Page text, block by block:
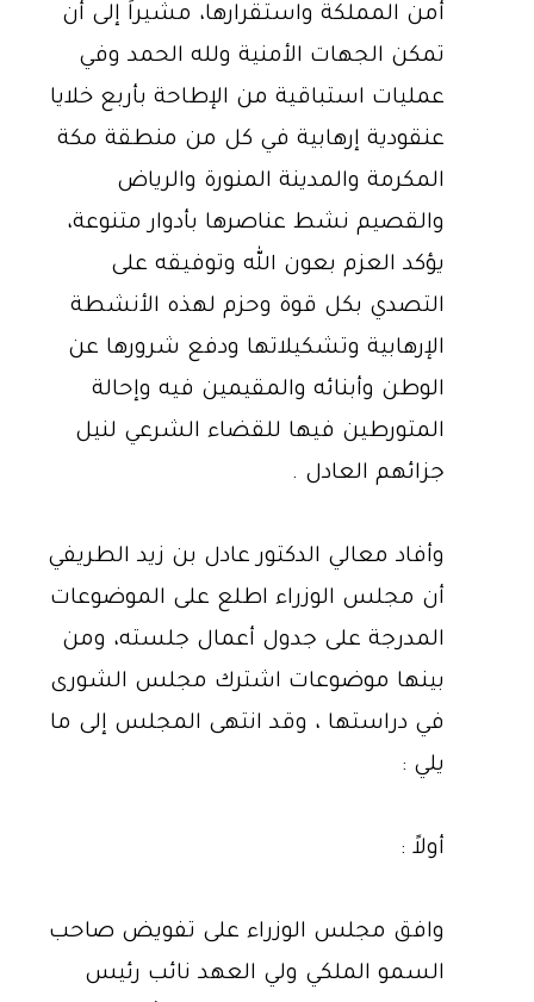
أمن المملكة واستقرارها، مشيراً إلى أن
تمكن الجهات الأمنية ولله الحمد وفي
عمليات استباقية من الإطاحة بأربع خلايا
عنقودية إرهابية في كل من منطقة مكة
المكرمة والمدينة المنورة والرياض
والقصيم نشط عناصرها بأدوار متنوعة،
يؤكد العزم بعون الله وتوفيقه على
التصدي بكل قوة وحزم لهذه الأنشطة
الإرهابية وتشكيلاتها ودفع شرورها عن
الوطن وأبنائه والمقيمين فيه وإحالة
المتورطين فيها للقضاء الشرعي لنيل
جزائهم العادل .
وأفاد معالي الدكتور عادل بن زيد الطريفي
أن مجلس الوزراء اطلع على الموضوعات
المدرجة على جدول أعمال جلسته، ومن
بينها موضوعات اشترك مجلس الشورى
في دراستها ، وقد انتهى المجلس إلى ما
يلي :
أولاً :
وافق مجلس الوزراء على تفويض صاحب
السمو الملكي ولي العهد نائب رئيس